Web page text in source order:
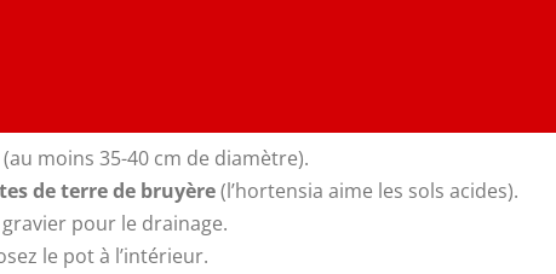
(au moins 35-40 cm de diamètre).
de terre de bruyère(l’hortensia aime les sols acides).
pour le drainage.
le pot à l’intérieur.